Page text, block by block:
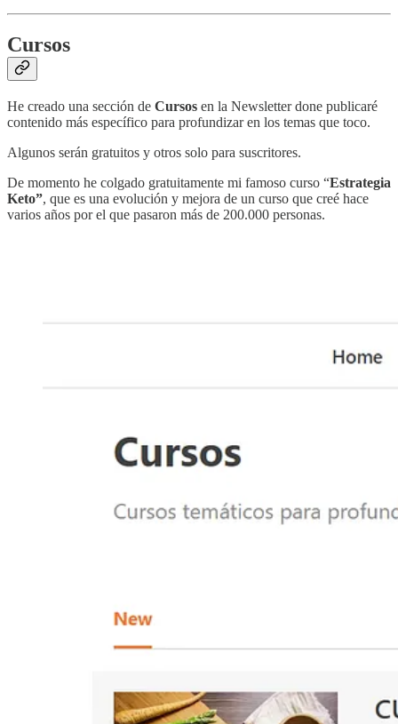
Cursos
He creado una sección de Cursos en la Newsletter done publicaré
contenido más específico para profundizar en los temas que toco.
Algunos serán gratuitos y otros solo para suscritores.
De momento he colgado gratuitamente mi famoso curso “Estrategia
Keto”, que es una evolución y mejora de un curso que creé hace
varios años por el que pasaron más de 200.000 personas.